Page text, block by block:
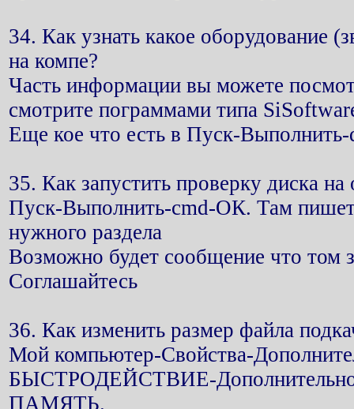
34. Как узнать какое оборудование
на компе?
Часть информации вы можете
смотрите пограммами типа
Еще кое что есть в Пуск-
35. Как запустить проверку диска
Пуск-Выполнить-cmd-ОК. Там
нужного раздела
Возможно будет сообщение что том
Соглашайтесь
36. Как изменить размер файла
Мой компьютер-Свойства-
БЫСТРОДЕЙСТВИЕ-
ПАМЯТЬ.